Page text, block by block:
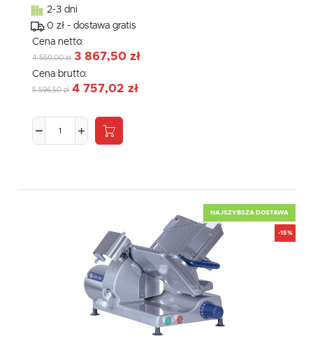
2-3 dni
0 zł - dostawa gratis
Cena netto:
4 550,00 zł 3 867,50 zł
Cena brutto:
5 596,50 zł 4 757,02 zł
NAJSZYBSZA DOSTAWA
-15%